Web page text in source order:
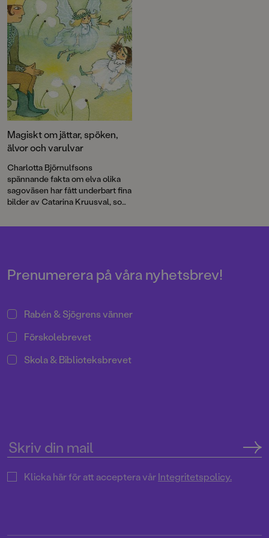
Magiskt om jättar, spöken,
älvor och varulvar
Charlotta Björnulfsons
spännande fakta om elva olika
sagoväsen har fått underbart fina
bilder av Catarina Kruusval, som
och finurlig humor.
Prenumerera på våra nyhetsbrev!
Rabén & Sjögrens vänner
Förskolebrevet
Skola & Biblioteksbrevet
Klicka här för att acceptera vårIntegritetspolicy.